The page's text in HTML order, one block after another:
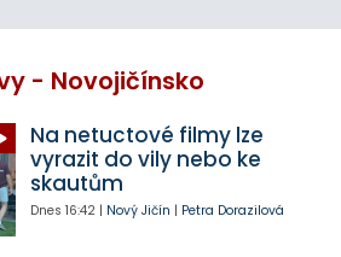
- Novojičínsko
Na netuctové filmy lze
vyrazit do vily nebo ke
skautům
Dnes 16:42| Nový Jičín | Petra Dorazilová